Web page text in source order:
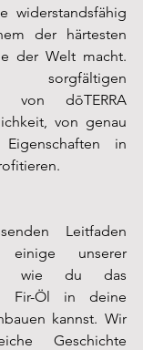
widerstandsfähig
der härtesten
der Welt macht.
von dōTERRA
von genau
in
Leitfaden
unserer
wie du das
Fir-Öl in deine
kannst. Wir
Geschichte